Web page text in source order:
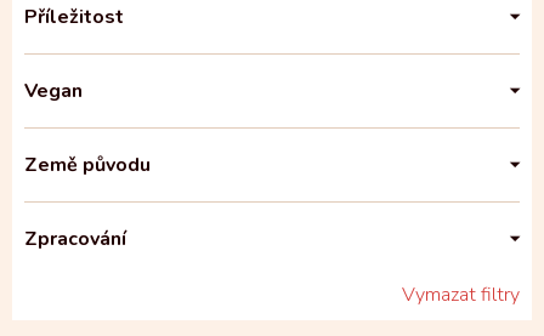
Příležitost
Vegan
Země původu
Zpracování
Vymazat filtry